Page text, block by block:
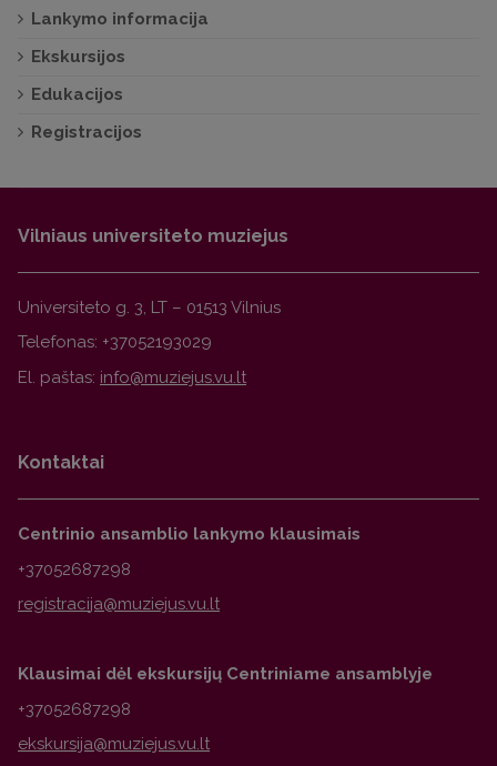
Lankymo informacija
Ekskursijos
Edukacijos
Registracijos
Vilniaus universiteto muziejus
Universiteto g. 3, LT – 01513 Vilnius
Telefonas: +37052193029
El. paštas:
Kontaktai
Centrinio ansamblio lankymo klausimais
+37052687298
Klausimai dėl ekskursijų Centriniame ansamblyje
+37052687298